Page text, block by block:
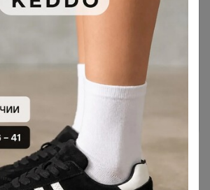
или задать вопрос
авторизоваться на сайте
займет меньше минуты
Зарегистрироваться